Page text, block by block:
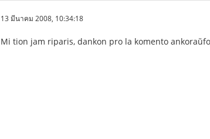
13 มีนาคม 2008, 10:34:18
Mi tion jam riparis, dankon pro la komento